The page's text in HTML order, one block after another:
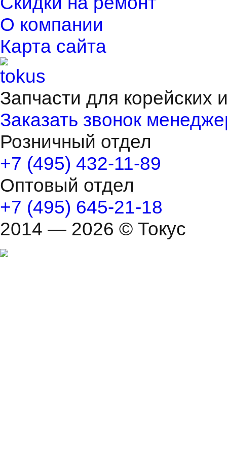
О компании
Карта сайта
Запчасти для корейских
Заказать звонок
Розничный отдел
+7 (495) 432-11-89
Оптовый отдел
+7 (495) 645-21-18
2014 — 2026 © Токус